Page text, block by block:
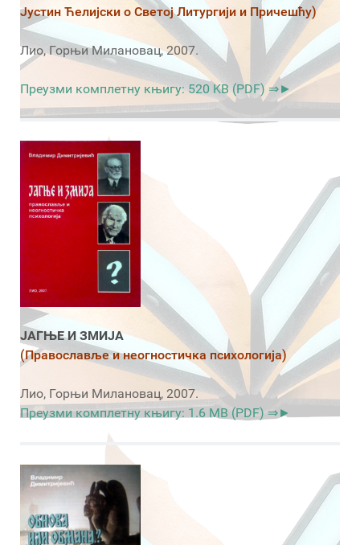
Јустин Ћелијски о Светој Литургији и Причешћу)
Лио, Горњи Милановац, 2007.
Преузми комплетну књигу: 520 KB (PDF) ⇒►
ЈАГЊЕ И ЗМИЈА
(Православље и неогностичка психологија)
Лио, Горњи Милановац, 2007.
Преузми комплетну књигу: 1.6 MB (PDF) ⇒►